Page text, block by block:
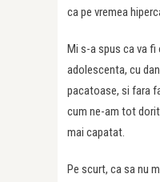
ca pe vremea
Mi s-a spus ca va fi
adolescenta, cu
pacatoase, si fara
cum ne-am tot
mai capatat.
Pe scurt, ca sa nu